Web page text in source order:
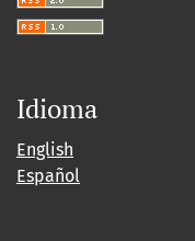
Idioma
English
Español